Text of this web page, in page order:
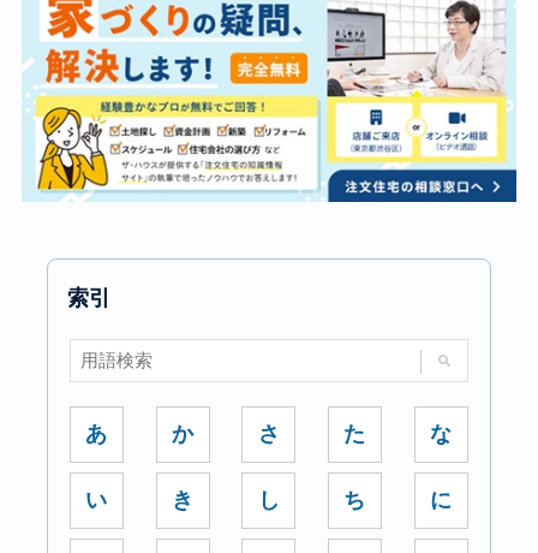
索引
あ
い
か
き
さ
し
た
ち
な
に